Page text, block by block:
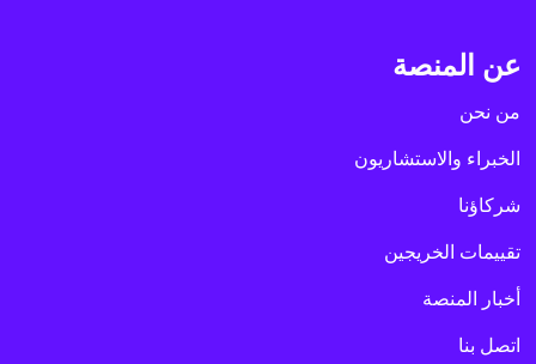
عن المنصة
من نحن
الخبراء والاستشاريون
شركاؤنا
تقييمات الخريجين
أخبار المنصة
اتصل بنا